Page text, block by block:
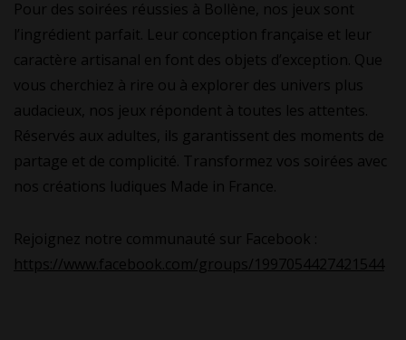
Pour des soirées réussies à Bollène, nos jeux sont
l’ingrédient parfait. Leur conception française et leur
caractère artisanal en font des objets d’exception. Que
vous cherchiez à rire ou à explorer des univers plus
audacieux, nos jeux répondent à toutes les attentes.
Réservés aux adultes, ils garantissent des moments de
partage et de complicité. Transformez vos soirées avec
nos créations ludiques Made in France.
Rejoignez notre communauté sur Facebook :
https://www.facebook.com/groups/1997054427421544